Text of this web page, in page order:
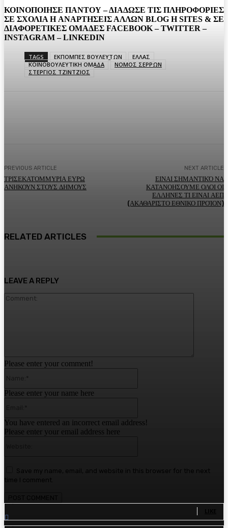
ΚΟΙΝΟΠΟΙΗΣΕ ΠΑΝΤΟΥ – ΔΙΑΔΩΣΕ ΤΙΣ ΠΛΗΡΟΦΟΡΙΕΣ
ΣΕ ΣΧΟΛΙΑ H ΑΝAΡΤΗΣΕΙΣ ΑΛΛΩΝ BLOG H SITES & ΣΕ
ΔΙΑΦΟΡΕTIKEΣ ΟΜΑΔΕΣ FACEBOOK – TWITTER –
INSTAGRAM – LINKEDIN
TAGS ΕΚΠΟΜΠΕΣ ΒΟΥΛΕΥΤΩΝ
ΕΛΛΑΣ
ΚΟΙΝΟΒΟΥΛΕΥΤΙΚΗ ΟΜΑΔΑ
ΝΟΜΟΣ ΣΕΡΡΩΝ
ΣΤΕΡΓΙΟΣ ΤΖΙΝΤΖΙΟΣ
PREVIOUS ARTICLE
ΤΡΙΣΕΚΑΤΟΜΜΥΡΙΑ ΕΥΡΩ
ΑΝΗΚΟΥΝ ΣΤΟΥΣ ΔΗΜΟΥΣ
NEXT ARTICLE
ΕΙΝΑΙ ΣΗΜΑΝΤΙΚΌ ΝΑ
ΚΑΤΑΝΟΗΣΟΥΜΕ ΟΛΟΙ ΟΙ
ΕΛΛΗΝΕΣ ΤΙ ΕΙΝΑΙ ΑΕΠ
(ΑΚΑΘΑΡΙΣΤΟ ΕΘΝΙΚΟ ΠΡΟΊΟΝ)
RELATED ARTICLES
LEAVE A REPLY
Please enter your comment!
Please enter your name here
You have entered an incorrect email address!
Please enter your email address here
Save my name, email, and website in this browser for the next
time I comment.